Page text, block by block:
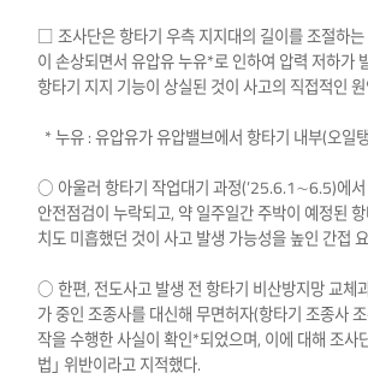
□ 조사단은 항타기 우측 지지대의 길이를 조절하
이 손상되면서 유압유 누유*로 인하여 압력 저하가
항타기 지지 기능이 상실된 것이 사고의 직접적인
* 누유 : 유압유가 유압밸브에서 항타기 내부(오일
○ 아울러 항타기 작업대기 과정(’25.6.1∼6.5)에서
안전점검이 누락되고, 약 일주일간 주박이 예정된
치도 미흡했던 것이 사고 발생 가능성을 높인 간접
○ 한편, 전도사고 발생 전 항타기 비산방지망 교체
가 중인 조종사를 대신해 무면허자(항타기 조종사
작을 수행한 사실이 확인*되었으며, 이에 대해 조사
법｣ 위반이라고 지적했다.